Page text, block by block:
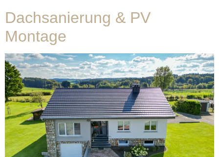
Dachsanierung & PV
Montage